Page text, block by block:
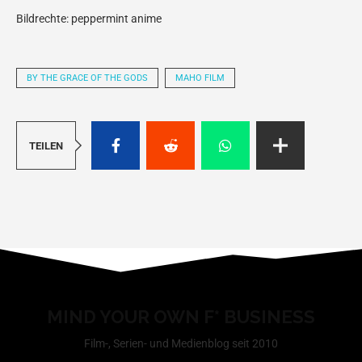
Bildrechte: peppermint anime
BY THE GRACE OF THE GODS MAHO FILM
TEILEN
Film-, Serien- und Medienblog seit 2010